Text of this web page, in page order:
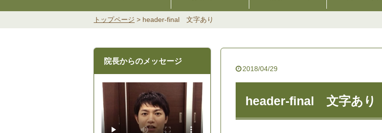
トップページ > header-final 文字あり
2018/04/29
header-final 文字あり
院長からのメッセージ